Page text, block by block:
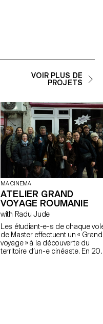
VOIR PLUS DE
PROJETS
MA CINEMA
ATELIER GRAND
VOYAGE ROUMANIE
with Radu Jude
Les étudiant-e-s de chaque
de Master effectuent un « Grand
voyage » à la découverte du
territoire d’un-e cinéaste. En